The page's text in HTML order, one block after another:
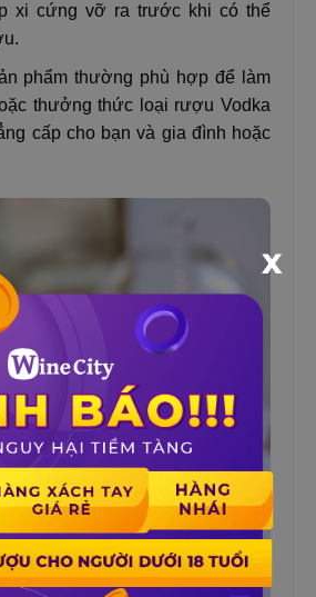
xi cứng vỡ ra trước khi có thể
phẩm thường phù hợp để làm
thưởng thức loại rượu Vodka
cấp cho bạn và gia đình hoặc
X